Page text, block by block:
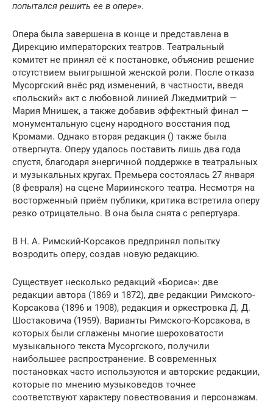
попытался решить ее в опере».
Опера была завершена в конце и представлена в
Дирекцию императорских театров. Театральный
комитет не принял её к постановке, объяснив решение
отсутствием выигрышной женской роли. После отказа
Мусоргский внёс ряд изменений, в частности, введя
«польский» акт с любовной линией Лжедмитрий —
Мария Мнишек, а также добавив эффектный финал —
монументальную сцену народного восстания под
Кромами. Однако вторая редакция () также была
отвергнута. Оперу удалось поставить лишь два года
спустя, благодаря энергичной поддержке в театральных
и музыкальных кругах. Премьера состоялась 27 января
(8 февраля) на сцене Мариинского театра. Несмотря на
восторженный приём публики, критика встретила оперу
резко отрицательно. В она была снята с репертуара.
В Н. А. Римский-Корсаков предпринял попытку
возродить оперу, создав новую редакцию.
Существует несколько редакций «Бориса»: две
редакции автора (1869 и 1872), две редакции Римского-
Корсакова (1896 и 1908), редакция и оркестровка Д. Д.
Шостаковича (1959). Варианты Римского-Корсакова, в
которых были сглажены многие шероховатости
музыкального текста Мусоргского, получили
наибольшее распространение. В современных
постановках часто используются и авторские редакции,
которые по мнению музыковедов точнее
соответствуют характеру повествования и персонажам.